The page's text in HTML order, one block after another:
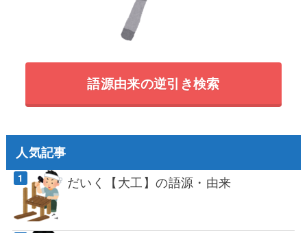
語源由来の逆引き検索
人気記事
だいく【大工】の語源・由来